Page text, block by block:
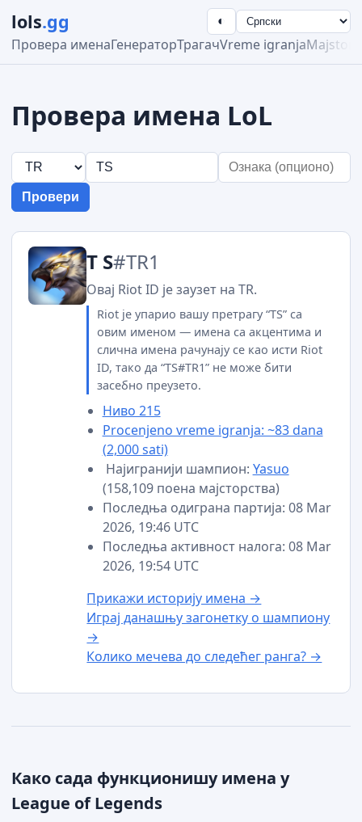
lols.gg
Провера именаГенераторТрагачVreme igranja
◐
Провера имена LoL
Провери
T S#TR1
Овај Riot ID је заузет на TR.
Riot је упарио вашу претрагу “TS” са
овим именом — имена са акцентима и
слична имена рачунају се као исти Riot
ID, тако да “TS#TR1” не може бити
засебно преузето.
Ниво 215
Procenjeno vreme igranja: ~83 dana
(2,000 sati)
Најигранији шампион: Yasuo
(158,109 поена мајсторства)
Последња одиграна партија: 08 Mar
2026, 19:46 UTC
Последња активност налога: 08 Mar
2026, 19:54 UTC
Прикажи историју имена →
Играј данашњу загонетку о шампиону
→
Колико мечева до следећег ранга? →
Како сада функционишу имена у
League of Legends